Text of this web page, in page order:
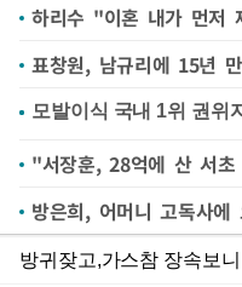
하리수 "이혼 내가 먼저
표창원, 남규리에 15년
"서장훈, 28억에 산 서
방은희, 어머니 고독사